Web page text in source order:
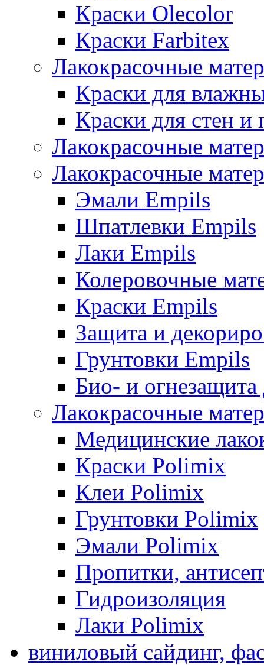
Краски Olecolor
Краски Farbitex
Лакокрасочные
Краски для
Краски для стен и
Лакокрасочные
Лакокрасочные
Эмали Empils
Шпатлевки Empils
Лаки Empils
Колеровочные
Краски Empils
Защита и
Грунтовки Empils
Био- и
Лакокрасочные
Медицинские
Краски Polimix
Клеи Polimix
Грунтовки Polimix
Эмали Polimix
Пропитки,
Гидроизоляция
Лаки Polimix
виниловый сайдинг,